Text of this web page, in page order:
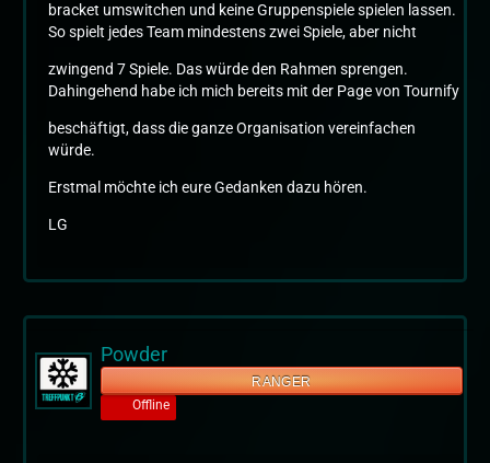
bracket umswitchen und keine Gruppenspiele spielen lassen.
So spielt jedes Team mindestens zwei Spiele, aber nicht
zwingend 7 Spiele. Das würde den Rahmen sprengen.
Dahingehend habe ich mich bereits mit der Page von Tournify
beschäftigt, dass die ganze Organisation vereinfachen
würde.
Erstmal möchte ich eure Gedanken dazu hören.
LG
Powder
RANGER
Offline